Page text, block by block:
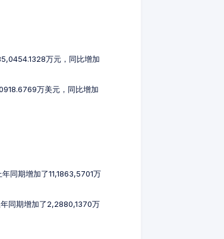
万元，同比增加
万美元，同比增加
同期增加了11,1863,5701万
同期增加了2,2880,1370万